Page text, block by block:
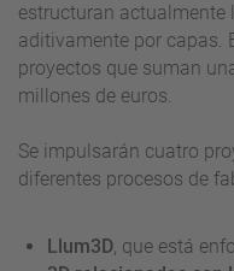
estructuran actualmente
aditivamente por capas.
proyectos que suman
millones de euros.
Se impulsarán cuatro
diferentes procesos de
Llum3D, que está